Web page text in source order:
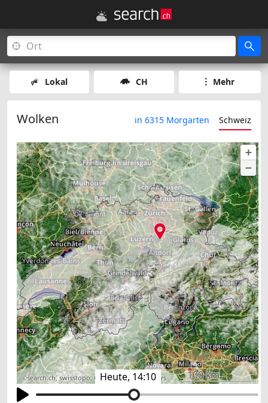
Lokal CH Mehr
Wolken in 6315 Morgarten Schweiz
Heute, 14:10
+
−
©search.ch,swisstopo,OpenStreetMap, others 100 km